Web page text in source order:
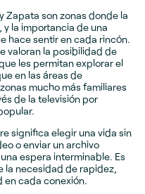
Zapata son zonas donde la
la importancia de una
hace sentir en cada rincón.
valoran la posibilidad de
les permitan explorar el
en las áreas de
mucho más familiares
de la televisión por
significa elegir una vida sin
o enviar un archivo
espera interminable. Es
la necesidad de rapidez,
en cada conexión.